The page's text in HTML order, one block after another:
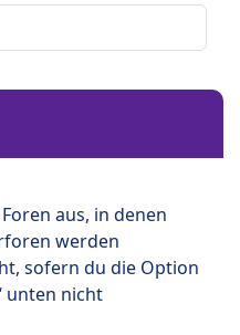
aus, in denen
werden
sofern du die Option
unten nicht